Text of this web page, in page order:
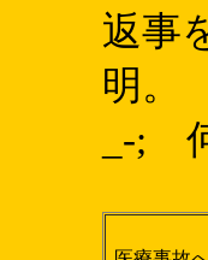
返事
明。
_-;